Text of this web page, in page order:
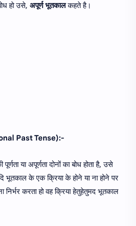
हो उसे, अपूर्ण भूतकालकहते है।
Past Tense):-
या अपूर्णता दोनों का बोध होता है, उसे
के एक क्रिया के होने या ना होने पर
निर्भर करता हो वह क्रिया हेतुहेतुमद भूतकाल